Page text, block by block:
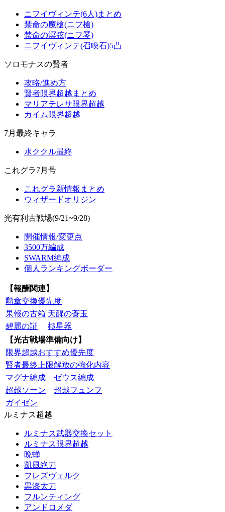
ニフイヴィンテ(6人)まとめ
禁命の魔槍(ニフ槍)
禁命の溟弦(ニフ琴)
ニフイヴィンテ(召喚石)5凸
ソロモナスの賢者
攻略/進め方
賢者限界超越まとめ
マリアテレサ限界超越
カイム限界超越
7月最終キャラ
水ククル最終
これグラ7月号
これグラ新情報まとめ
ウィザードオリジン
光有利古戦場(9/21~9/28)
開催情報/変更点
3500万編成
SWARM編成
個人ランキングボーダー
【報酬関連】
勲章交換優先度
果報の古箱 天醒の蒼玉
碧麗の証
極星器
【光古戦場準備向け】
限界超越おすすめ優先度
賢者最終上限解放の強化内容
マグナ編成
ゼウス編成
超越ソーン
超越フュンフ
ガイゼン
ルミナス超越
ルミナス武器交換セット
ルミナス限界超越
晩蝉
凱風絶刀
フレズヴェルク
黒漆太刀
フルンティング
アンドロメダ